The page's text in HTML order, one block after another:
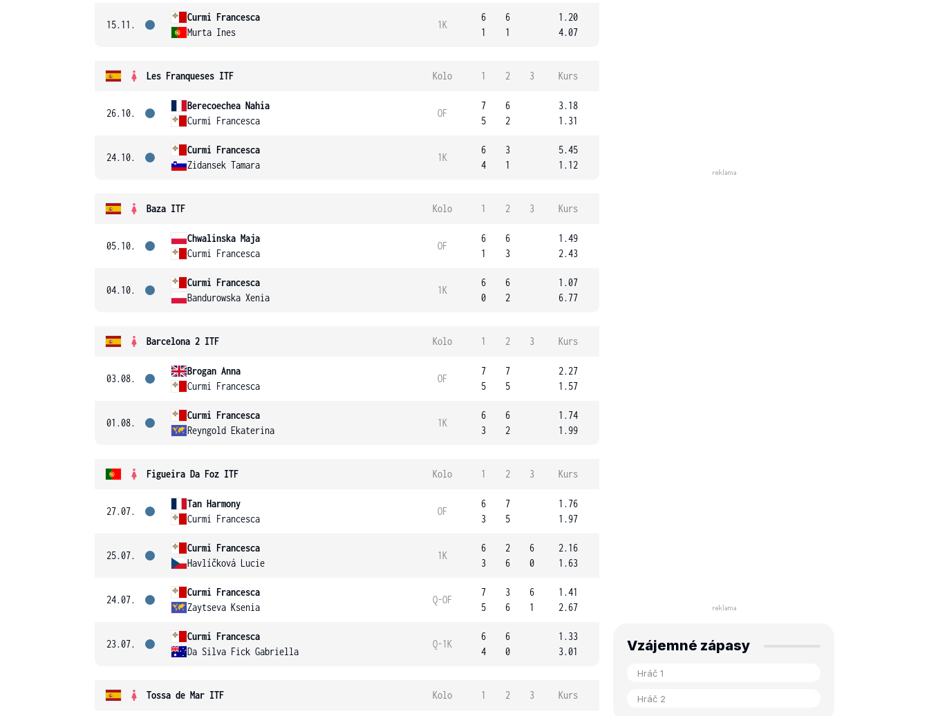
15.11.
Curmi Francesca
Murta Ines
1K
6
1
6
1
1.20
4.07
Les Franqueses ITF Kolo 1 2 3 Kurs
26.10.
Berecoechea Nahia
Curmi Francesca
OF
7
5
6
2
3.18
1.31
24.10.
Curmi Francesca
Zidansek Tamara
1K
6
4
3
1
5.45
1.12
Baza ITF Kolo 1 2 3 Kurs
05.10.
Chwalinska Maja
Curmi Francesca
OF
6
1
6
3
1.49
2.43
04.10.
Curmi Francesca
Bandurowska Xenia
1K
6
0
6
2
1.07
6.77
Barcelona 2 ITF Kolo 1 2 3 Kurs
03.08.
Brogan Anna
Curmi Francesca
OF
7
5
7
5
2.27
1.57
01.08.
Curmi Francesca
Reyngold Ekaterina
1K
6
3
6
2
1.74
1.99
Figueira Da Foz ITF Kolo 1 2 3 Kurs
27.07.
Tan Harmony
Curmi Francesca
OF
6
3
7
5
1.76
1.97
25.07.
Curmi Francesca
Havlíčková Lucie
1K
6
3
2
6
6
0
2.16
1.63
24.07.
Curmi Francesca
Zaytseva Ksenia
Q-OF
7
5
3
6
6
1
1.41
2.67
23.07.
Curmi Francesca
Da Silva Fick Gabriella
Q-1K
6
4
6
0
1.33
3.01
Tossa de Mar ITF Kolo 1 2 3 Kurs
Vzájemné zápasy